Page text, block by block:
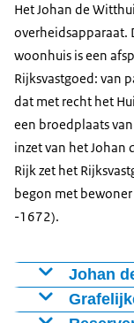
Het Johan de
overheidsapparaat.
woonhuis is een
Rijksvastgoed: van
dat met recht het
een broedplaats
inzet van het Johan
Rijk zet het
begon met
-1672).
Johan
Het Johan